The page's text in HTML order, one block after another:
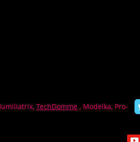
TechDomme , Modelka, Pro-